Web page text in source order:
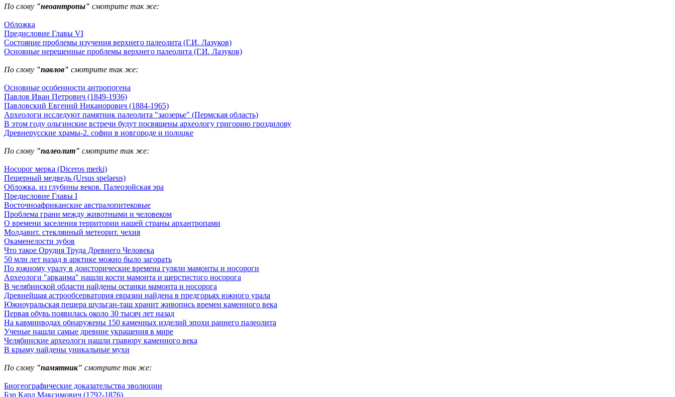
По слову "неоантропы" смотрите так же:
Обложка
Предисловие Главы VI
Состояние проблемы изучения верхнего палеолита (Г.И. Лазуков)
Основные нерешенные проблемы верхнего палеолита (Г.И. Лазуков)
По слову "павлов" смотрите так же:
Основные особенности антропогена
Павлов Иван Петрович (1849-1936)
Павловский Евгений Никанорович (1884-1965)
Археологи исследуют памятник палеолита "заозерье" (Пермская область)
В этом году ольгинские встречи будут посвящены археологу григорию гроздилову
Древнерусские храмы-2. софии в новгороде и полоцке
По слову "палеолит" смотрите так же:
Носорог мерка (Diceros merki)
Пещерный медведь (Ursus spelaeus)
Обложка. из глубины веков. Палеозойская эра
Предисловие Главы I
Восточноафриканские австралопитековые
Проблема грани между животными и человеком
О времени заселения территории нашей страны архантропами
Молдавит. стеклянный метеорит. чехия
Окаменелости зубов
Что такое Орудия Труда Древнего Человека
50 млн лет назад в арктике можно было загорать
По южному уралу в доисторические времена гуляли мамонты и носороги
Археологи "аркаима" нашли кости мамонта и шерстистого носорога
В челябинской области найдены останки мамонта и носорога
Древнейшая астрообсерватория евразии найдена в предгорьях южного урала
Южноуральская пещера шульган-таш хранит живопись времен каменного века
Первая обувь появилась около 30 тысяч лет назад
На кавминводах обнаружены 150 каменных изделий эпохи раннего палеолита
Ученые нашли самые древние украшения в мире
Челябинские археологи нашли гравюру каменного века
В крыму найдены уникальные мухи
По слову "памятник" смотрите так же:
Биогеографические доказательства эволюции
Бэр Карл Максимович (1792-1876)